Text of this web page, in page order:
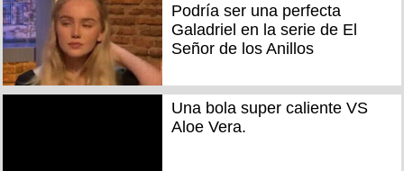
Podría ser una perfecta
Galadriel en la serie de El
Señor de los Anillos
Una bola super caliente VS
Aloe Vera.